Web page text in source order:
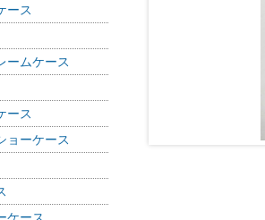
ース
ームケース
ース
ョーケース